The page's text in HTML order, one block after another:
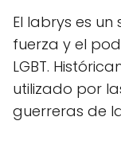
El labrys es
fuerza y el
LGBT.
utilizado por
guerreras de